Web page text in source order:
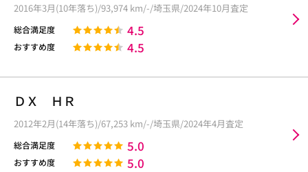
2016年3月(10年落ち)/93,974 km/-/埼玉県/2024年10月査定
総合満足度 4.5
おすすめ度 4.5
ＤＸ ＨＲ
2012年2月(14年落ち)/67,253 km/-/埼玉県/2024年4月査定
総合満足度 5.0
おすすめ度 5.0